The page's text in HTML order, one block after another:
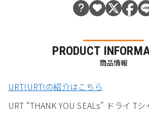
PRODUCT
商品情報
URT!URT!の紹介はこちら
URT “THANK YOU SEALs” ドライ T